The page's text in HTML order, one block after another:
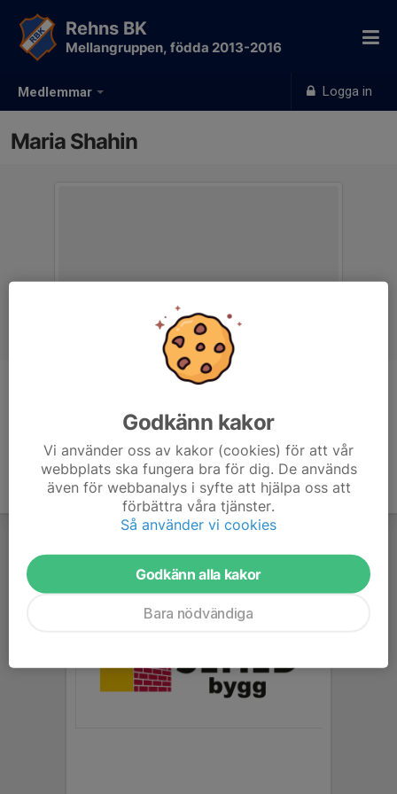
Medlemmar Logga in
Rehns BK
Mellangruppen, födda 2013-2016
Maria Shahin
Godkänn kakor
Vi använder oss av kakor (cookies) för att vår
webbplats ska fungera bra för dig. De används
även för webbanalys i syfte att hjälpa oss att
förbättra våra tjänster.
Så använder vi cookies
Godkänn alla kakor
Bara nödvändiga